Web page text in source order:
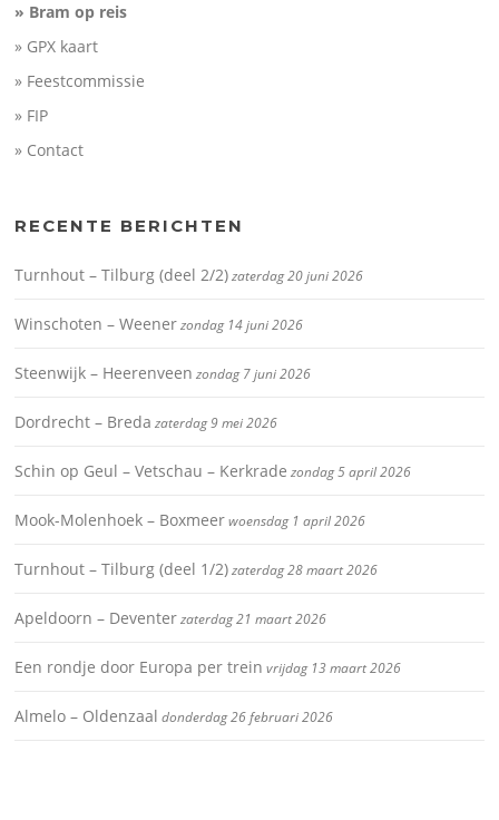
» Bram op reis
» GPX kaart
» Feestcommissie
» FIP
» Contact
RECENTE BERICHTEN
Turnhout – Tilburg (deel 2/2)zaterdag 20 juni 2026
Winschoten – Weenerzondag 14 juni 2026
Steenwijk – Heerenveen zondag 7 juni 2026
Dordrecht – Breda zaterdag 9 mei 2026
Schin op Geul – Vetschau – Kerkrade zondag 5 april 2026
Mook-Molenhoek – Boxmeerwoensdag 1 april 2026
Turnhout – Tilburg (deel 1/2)zaterdag 28 maart 2026
Apeldoorn – Deventerzaterdag 21 maart 2026
Een rondje door Europa per trein vrijdag 13 maart 2026
Almelo – Oldenzaal donderdag 26 februari 2026